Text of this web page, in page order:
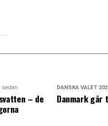
sedan
– de
DANSKA VALET
Danmark går